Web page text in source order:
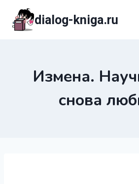
содержимому
dialog-kniga.ru
Измена.
снова